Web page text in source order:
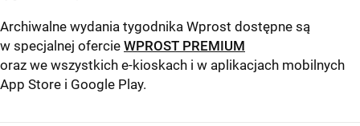
Archiwalne wydania tygodnika Wprost dostępne są
w specjalnej ofercie WPROST PREMIUM
oraz we wszystkich e-kioskach i w aplikacjach mobilnych
App Store i Google Play.